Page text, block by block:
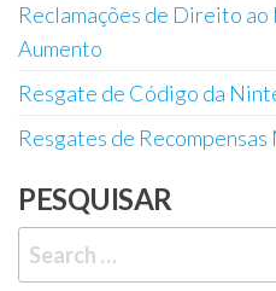
Reclamações de Direito ao
Aumento
Resgate de Código da
Resgates de
PESQUISAR
Search
for: